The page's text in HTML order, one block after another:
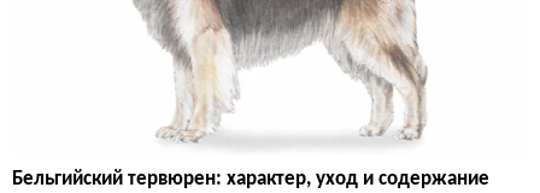
Бельгийский тервюрен: характер, уход и содержание